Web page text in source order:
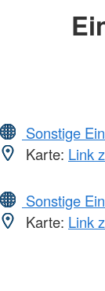
Sonstige
Karte: Link
Sonstige
Karte: Link